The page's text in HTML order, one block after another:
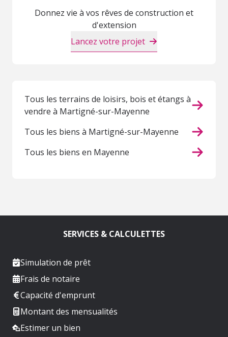
Donnez vie à vos rêves de construction et
d'extension
Lancez votre projet
Tous les terrains de loisirs, bois et étangs à
vendre à Martigné-sur-Mayenne
Tous les biens à Martigné-sur-Mayenne
Tous les biens en Mayenne
SERVICES & CALCULETTES
Simulation de prêt
Frais de notaire
Capacité d'emprunt
Montant des mensualités
Estimer un bien